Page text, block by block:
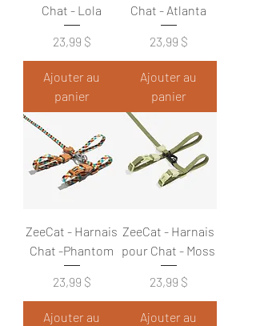
Chat - Lola
Prix
23,99 $
Ajouter au
panier
Chat - Atlanta
Prix
23,99 $
Ajouter au
panier
ZeeCat - Harnais
Chat -Phantom
Prix
23,99 $
Ajouter au
ZeeCat - Harnais
pour Chat - Moss
Prix
23,99 $
Ajouter au